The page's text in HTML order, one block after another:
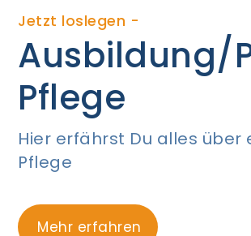
Jetzt loslegen -
Ausbildung/
Pflege
Hier erfährst Du alles über
Pflege
Mehr erfahren